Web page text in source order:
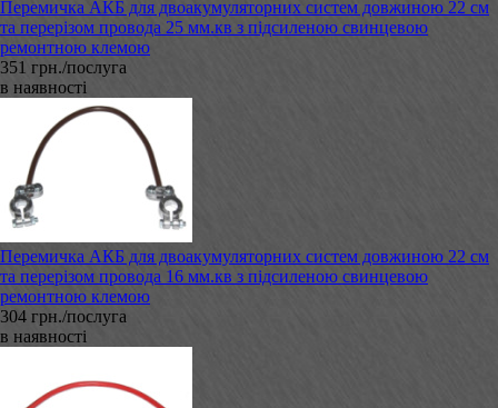
Перемичка АКБ для двоакумуляторних систем довжиною 22 см
та перерізом провода 25 мм.кв з підсиленою свинцевою
ремонтною клемою
351 грн./послуга
в наявності
Перемичка АКБ для двоакумуляторних систем довжиною 22 см
та перерізом провода 16 мм.кв з підсиленою свинцевою
ремонтною клемою
304 грн./послуга
в наявності